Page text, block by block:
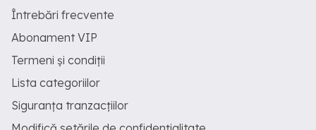
Întrebări frecvente
Abonament VIP
Termeni și condiții
Lista categoriilor
Siguranța tranzacțiilor